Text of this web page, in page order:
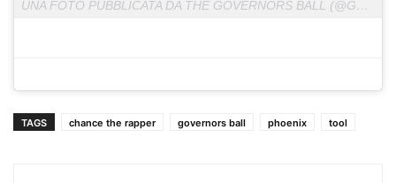
TAGS chance the rapper governors ball phoenix tool